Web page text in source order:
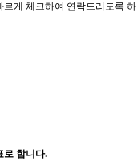
게 체크하여 연락드리도록 하
로 합니다.